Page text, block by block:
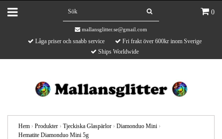
0
mallansglitter.se@gmail.com
Låga priser och snabb service
Fri frakt över 600kr inom Sverige
Ships Worldwide
Hem › Produkter › Tjeckiska Glaspärlor › Diamonduo Mini ›
Hematite Diamonduo Mini 5g